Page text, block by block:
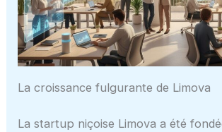
La croissance fulgurante de Limova
La startup niçoise Limova a été